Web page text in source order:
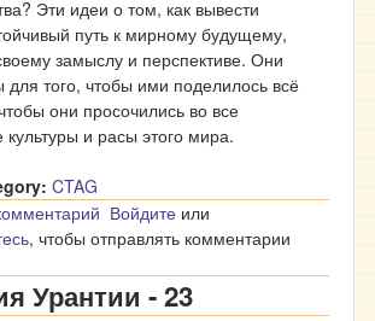
Эти идеи о том, как вывести
путь к мирному будущему,
замыслу и перспективе. Они
для того, чтобы ими поделилось всё
они просочились во все
и расы этого мира.
CTAG
Урантии - 24
Войдите или
, чтобы отправлять комментарии
Урантии - 23